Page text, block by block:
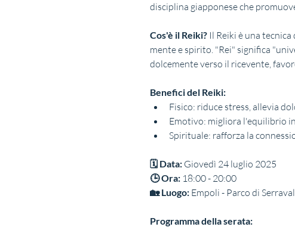
disciplina giapponese che
Cos'è il Reiki? Il Reiki è una
mente e spirito. "Rei" significa
dolcemente verso il ricevente,
Benefici del Reiki:
Fisico: riduce stress, allevia
Emotivo: migliora l'equilibrio
Spirituale: rafforza la
🗓 Data: Giovedì 24 luglio 2025
🕒 Ora: 18:00 - 20:00
🏡 Luogo: Empoli - Parco di
Programma della serata: